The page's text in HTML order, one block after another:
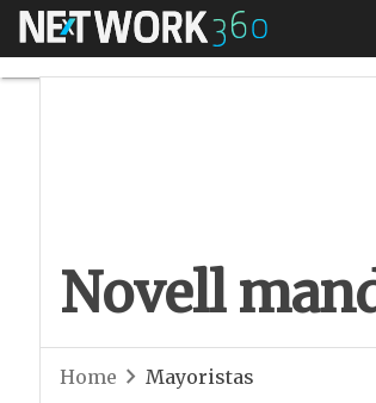
Menú
Novell
Home Mayoristas